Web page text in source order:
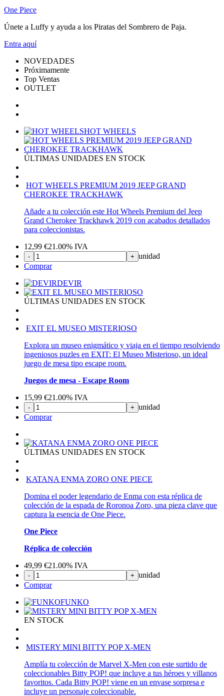
One Piece
Únete a Luffy y ayuda a los Piratas del Sombrero de Paja.
Entra aquí
NOVEDADES
Próximamente
Top Ventas
OUTLET
HOT WHEELS
ÚLTIMAS UNIDADES EN STOCK
HOT WHEELS PREMIUM 2019 JEEP GRAND
CHEROKEE TRACKHAWK
Añade a tu colección este Hot Wheels Premium del Jeep
Grand Cherokee Trackhawk 2019 con acabados detallados
para coleccionistas.
12,99 €21.00% IVA
- + unidad
Comprar
DEVIR
ÚLTIMAS UNIDADES EN STOCK
EXIT EL MUSEO MISTERIOSO
Explora un museo enigmático y viaja en el tiempo resolviendo
ingeniosos puzles en EXIT: El Museo Misterioso, un ideal
juego de mesa tipo escape room.
Juegos de mesa - Escape Room
15,99 €21.00% IVA
- + unidad
Comprar
ÚLTIMAS UNIDADES EN STOCK
KATANA ENMA ZORO ONE PIECE
Domina el poder legendario de Enma con esta réplica de
colección de la espada de Roronoa Zoro, una pieza clave que
captura la esencia de One Piece.
One Piece
Réplica de colección
49,99 €21.00% IVA
- + unidad
Comprar
FUNKO
EN STOCK
MISTERY MINI BITTY POP X-MEN
Amplía tu colección de Marvel X-Men con este surtido de
coleccionables Bitty POP! que incluye a tus héroes y villanos
favoritos. Cada Bitty POP! viene en un envase sorpresa e
incluye un personaje coleccionable.